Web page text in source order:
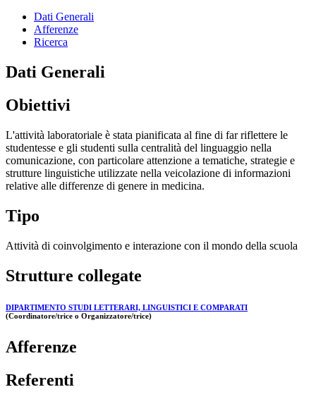
Dati Generali
Afferenze
Ricerca
Dati Generali
Obiettivi
L'attività laboratoriale è stata pianificata al fine di far riflettere le
studentesse e gli studenti sulla centralità del linguaggio nella
comunicazione, con particolare attenzione a tematiche, strategie e
strutture linguistiche utilizzate nella veicolazione di informazioni
relative alle differenze di genere in medicina.
Tipo
Attività di coinvolgimento e interazione con il mondo della scuola
Strutture collegate
DIPARTIMENTO STUDI LETTERARI, LINGUISTICI E COMPARATI
(Coordinatore/trice o Organizzatore/trice)
Afferenze
Referenti